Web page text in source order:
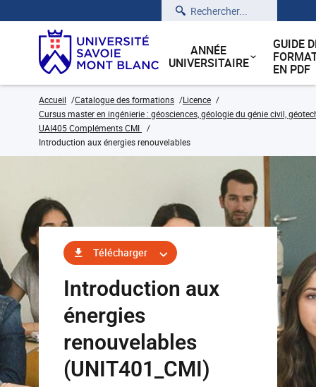
Rechercher
ANNÉE
UNIVERSITAIRE
GUIDE
EN PDF
Accueil Catalogue des formations
Licence
Cursus master en ingénierie : géosciences, géologie du génie civil,
UAI405 Compléments CMI
Introduction aux énergies renouvelables
Télécharger
Introduction aux
énergies
renouvelables
(UNIT401_CMI)